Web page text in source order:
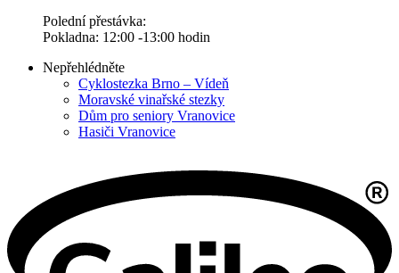
Polední přestávka:
Pokladna: 12:00 -13:00 hodin
Nepřehlédněte
Cyklostezka Brno – Vídeň
Moravské vinařské stezky
Dům pro seniory Vranovice
Hasiči Vranovice